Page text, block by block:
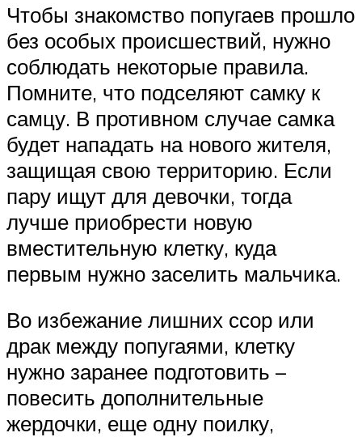
Чтобы знакомство попугаев прошло
без особых происшествий, нужно
соблюдать некоторые правила.
Помните, что подселяют самку к
самцу. В противном случае самка
будет нападать на нового жителя,
защищая свою территорию. Если
пару ищут для девочки, тогда
лучше приобрести новую
вместительную клетку, куда
первым нужно заселить мальчика.
Во избежание лишних ссор или
драк между попугаями, клетку
нужно заранее подготовить –
повесить дополнительные
жердочки, еще одну поилку,